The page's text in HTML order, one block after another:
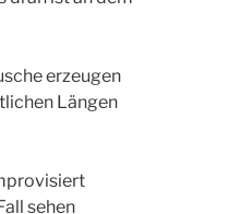
erzeugen
Längen
sehen